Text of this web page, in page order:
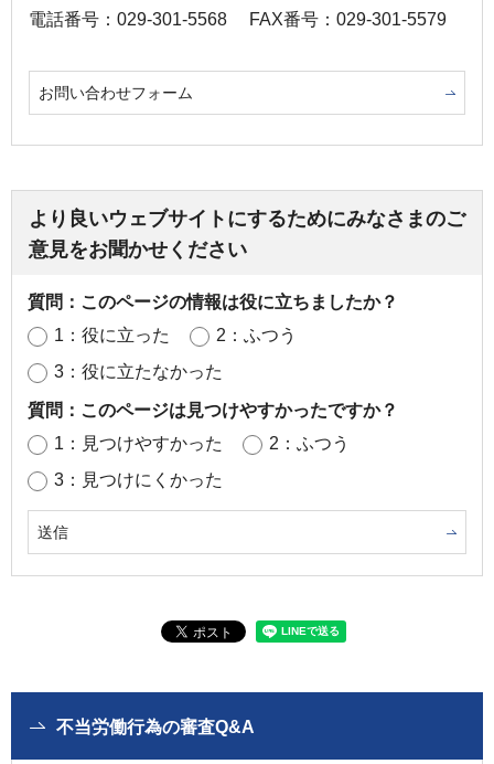
電話番号：029-301-5568
FAX番号：029-301-5579
お問い合わせフォーム
より良いウェブサイトにするためにみなさまのご
意見をお聞かせください
質問：このページの情報は役に立ちましたか？
1：役に立った
2：ふつう
3：役に立たなかった
質問：このページは見つけやすかったですか？
1：見つけやすかった
2：ふつう
3：見つけにくかった
不当労働行為の審査Q&A